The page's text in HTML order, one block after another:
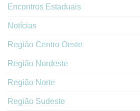
Encontros Estaduais
Notícias
Região Centro Oeste
Região Nordeste
Região Norte
Região Sudeste